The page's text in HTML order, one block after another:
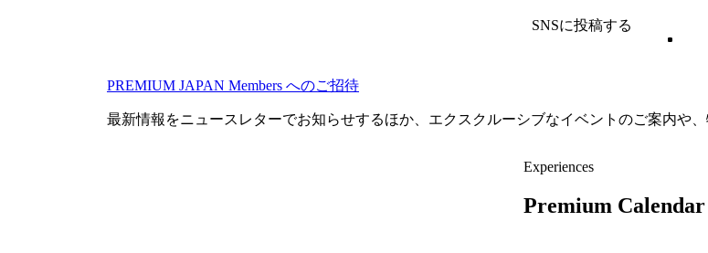
SNSに投稿する
PREMIUM JAPAN Members へのご招待
最新情報をニュースレターでお知らせするほか、エクスクルーシブなイベントのご案内や
Experiences
Premium Calendar